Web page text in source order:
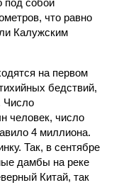
под собой
что равно
Калужским
на первом
бедствий,
Число
человек, число
4 миллиона.
Так, в сентябре
дамбы на реке
Китай, так